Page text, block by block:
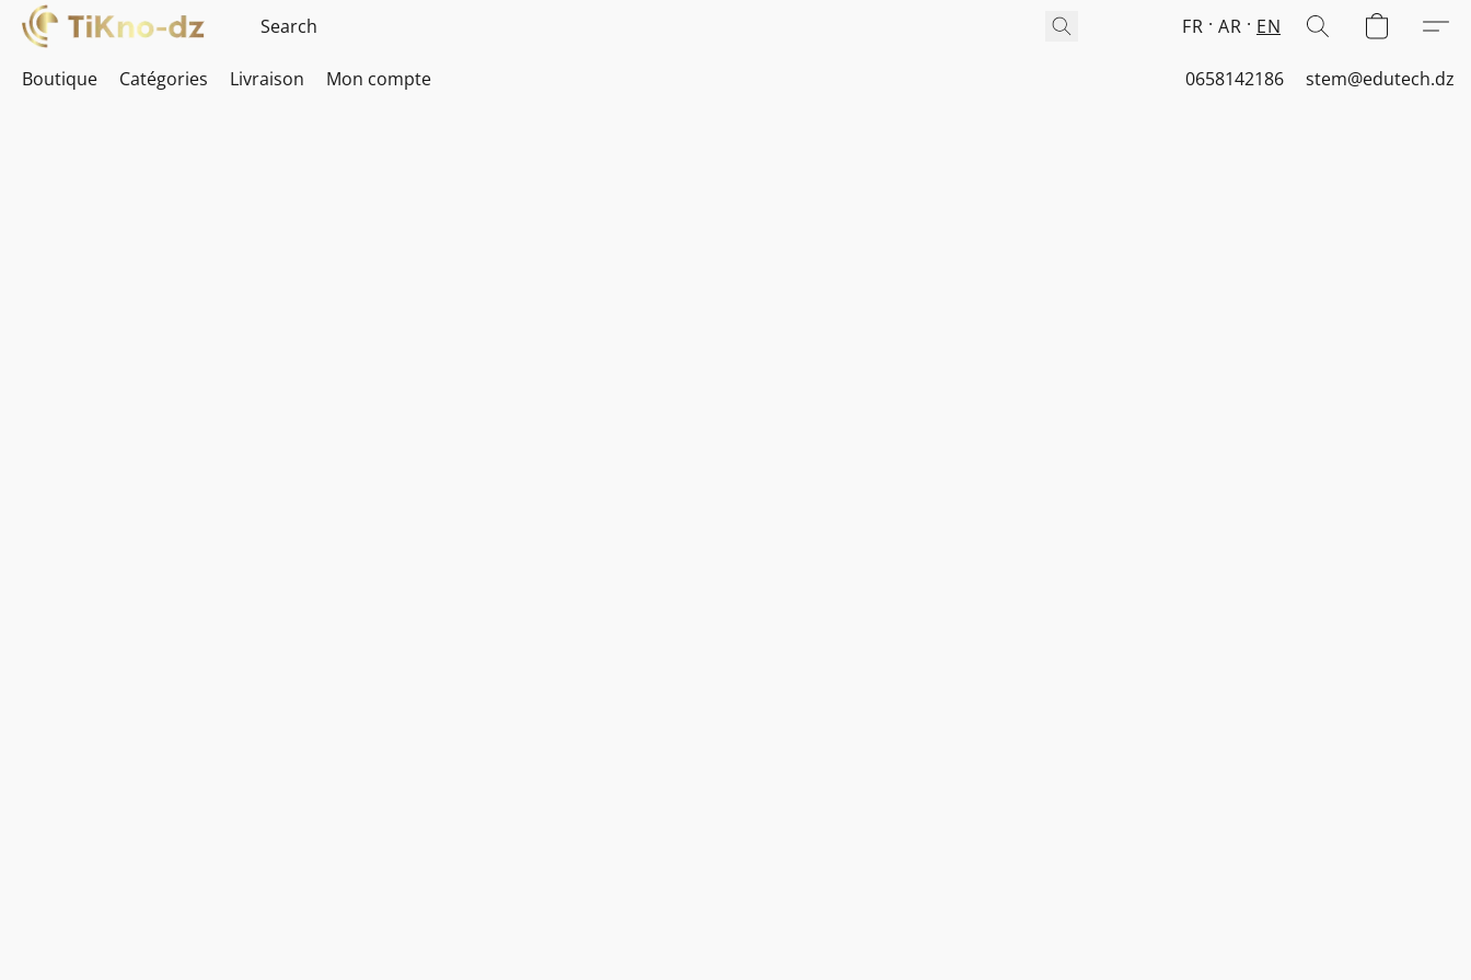
FR AR EN
Boutique Catégories Livraison Mon compte 0658142186 stem@edutech.dz